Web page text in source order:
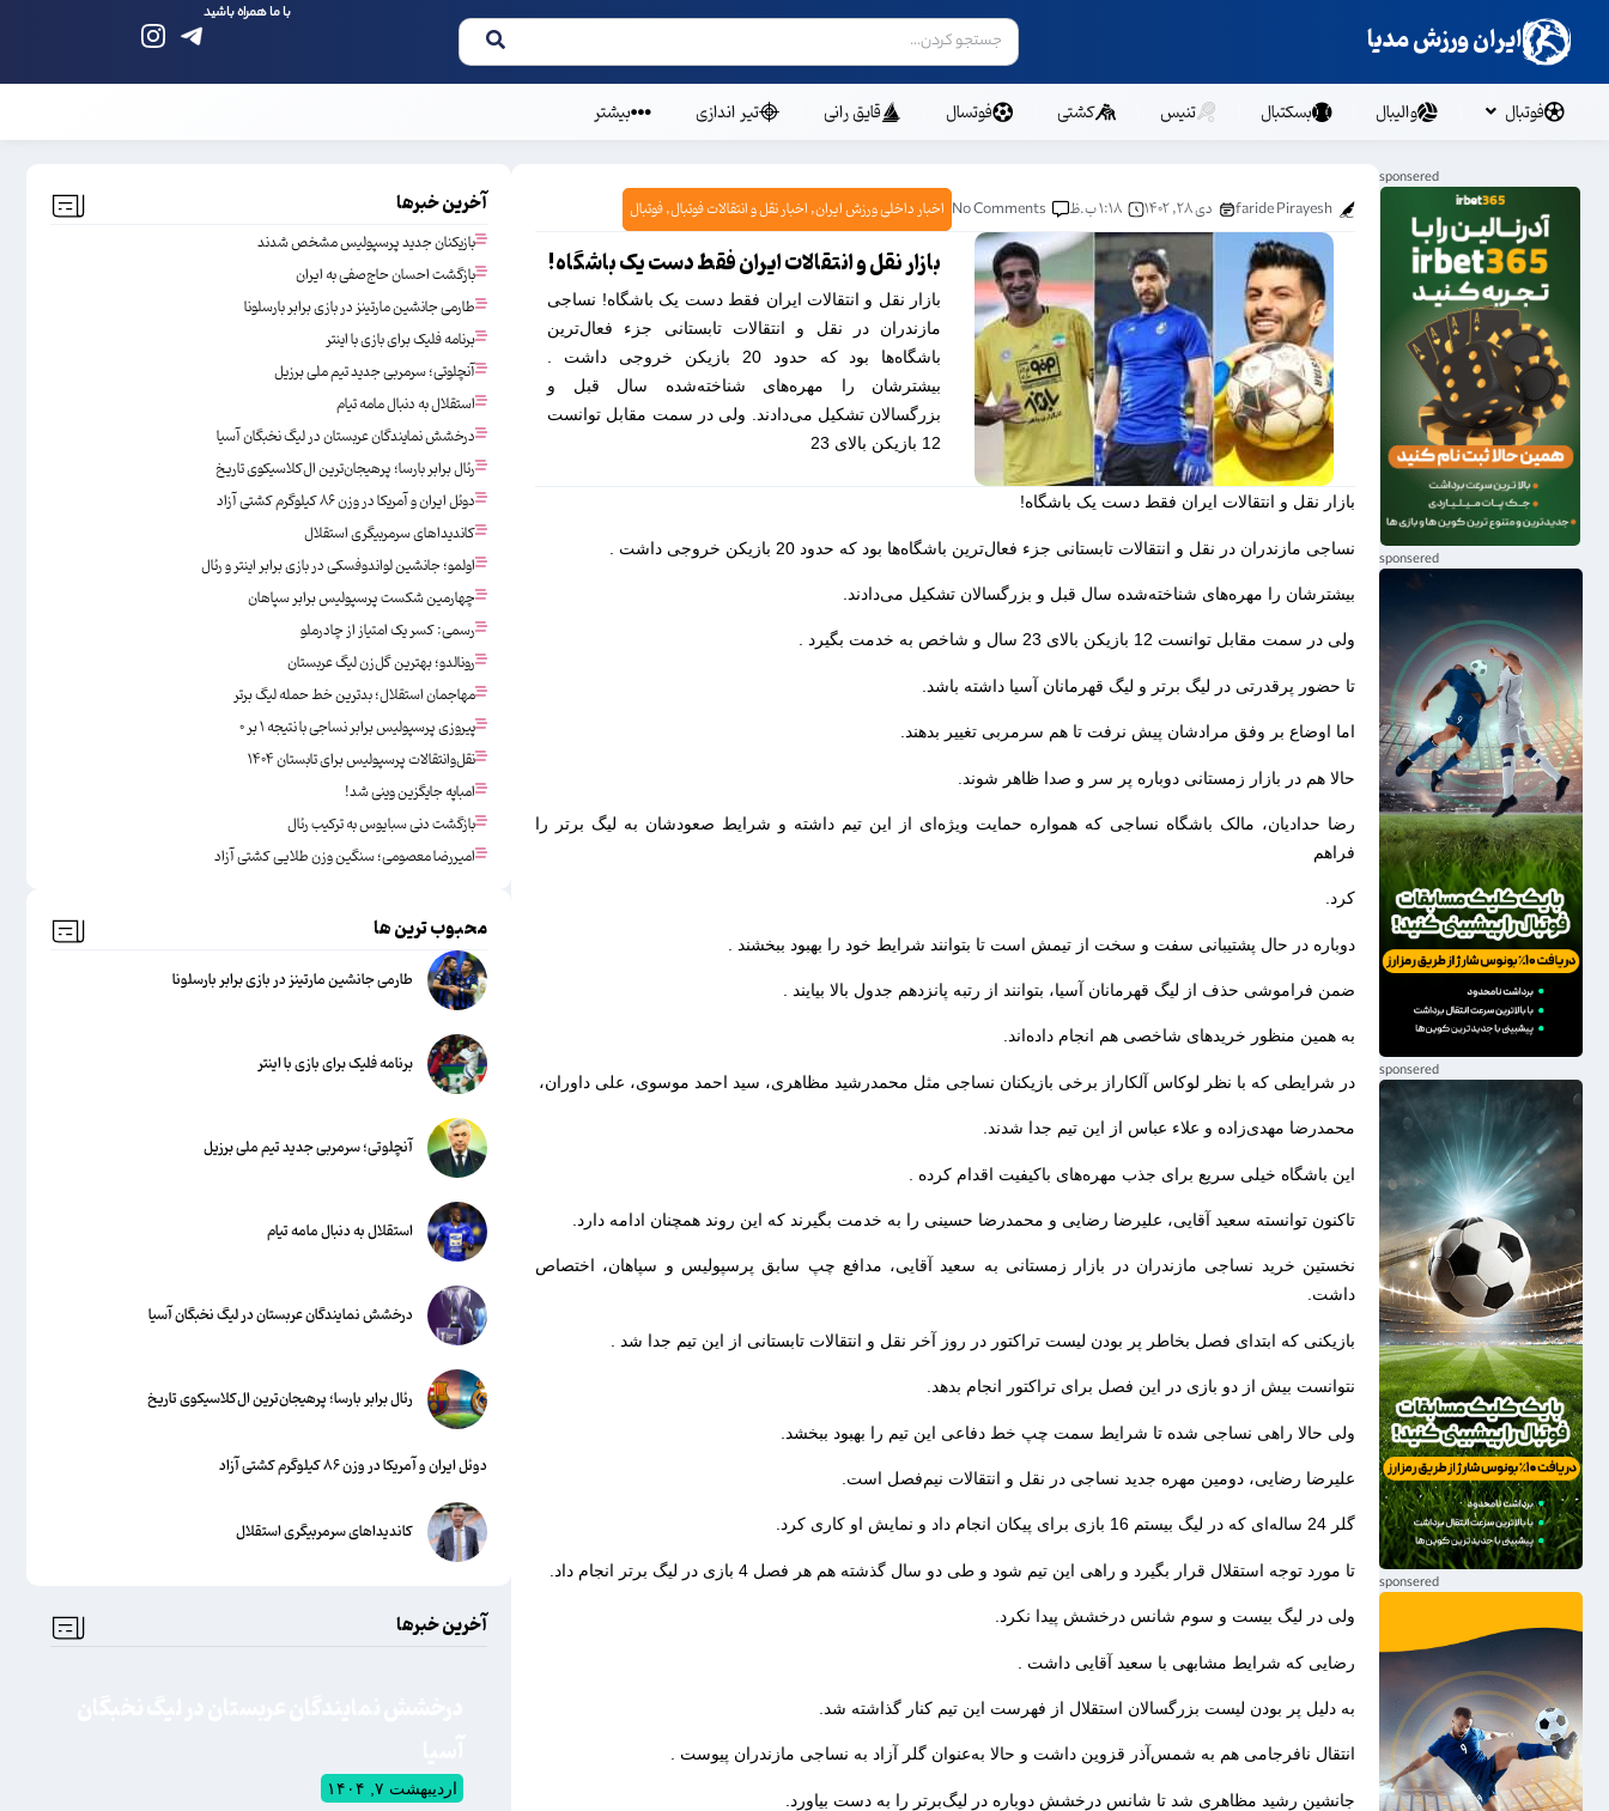
ایران ورزش مدیا
با ما همراه باشید
فوتبال والیبال بسکتبال تنیس کشتی فوتسال قایق رانی تیر اندازی بیشتر
faride Pirayesh دی ۲۸, ۱۴۰۲ ۱:۱۸ ب.ظ No Comments اخبار داخلی ورزش ایران,اخبار نقل و انتقالات فوتبال,فوتبال
بازار نقل و انتقالات ایران فقط دست یک باشگاه!
بازار نقل و انتقالات ایران فقط دست یک باشگاه! نساجی
مازندران در نقل و انتقالات تابستانی جزء فعال‌ترین
باشگاه‌ها بود که حدود 20 بازیکن خروجی داشت .
بیشترشان را مهره‌های شناخته‌شده سال قبل و
بزرگسالان تشکیل می‌دادند. ولی در سمت مقابل توانست
12 بازیکن بالای 23
بازار نقل و انتقالات ایران فقط دست یک باشگاه!
نساجی مازندران در نقل و انتقالات تابستانی جزء فعال‌ترین باشگاه‌ها بود که حدود 20 بازیکن خروجی داشت .
بیشترشان را مهره‌های شناخته‌شده سال قبل و بزرگسالان تشکیل می‌دادند.
ولی در سمت مقابل توانست 12 بازیکن بالای 23 سال و شاخص به خدمت بگیرد .
تا حضور پرقدرتی در لیگ برتر و لیگ قهرمانان آسیا داشته باشد.
اما اوضاع بر وفق مرادشان پیش نرفت تا هم سرمربی تغییر بدهند.
حالا هم در بازار زمستانی دوباره پر سر و صدا ظاهر شوند.
رضا حدادیان، مالک باشگاه نساجی که همواره حمایت ویژه‌ای از این تیم داشته و شرایط صعودشان به لیگ برتر را
فراهم
کرد.
دوباره در حال پشتیبانی سفت و سخت از تیمش است تا بتوانند شرایط خود را بهبود ببخشند .
ضمن فراموشی حذف از لیگ قهرمانان آسیا، بتوانند از رتبه پانزدهم جدول بالا بیایند .
به همین منظور خریدهای شاخصی هم انجام داده‌اند.
در شرایطی که با نظر لوکاس آلکاراز برخی بازیکنان نساجی مثل محمدرشید مظاهری، سید احمد موسوی، علی داوران،
محمدرضا مهدی‌زاده و علاء عباس از این تیم جدا شدند.
این باشگاه خیلی سریع برای جذب مهره‌های باکیفیت اقدام کرده .
تاکنون توانسته سعید آقایی، علیرضا رضایی و محمدرضا حسینی را به خدمت بگیرند که این روند همچنان ادامه دارد.
نخستین خرید نساجی مازندران در بازار زمستانی به سعید آقایی، مدافع چپ سابق پرسپولیس و سپاهان، اختصاص
داشت.
بازیکنی که ابتدای فصل بخاطر پر بودن لیست تراکتور در روز آخر نقل و انتقالات تابستانی از این تیم جدا شد .
نتوانست بیش از دو بازی در این فصل برای تراکتور انجام بدهد.
ولی حالا راهی نساجی شده تا شرایط سمت چپ خط دفاعی این تیم را بهبود ببخشد.
علیرضا رضایی، دومین مهره جدید نساجی در نقل و انتقالات نیم‌فصل است.
گلر 24 ساله‌ای که در لیگ بیستم 16 بازی برای پیکان انجام داد و نمایش او کاری کرد.
تا مورد توجه استقلال قرار بگیرد و راهی این تیم شود و طی دو سال گذشته هم هر فصل 4 بازی در لیگ برتر انجام داد.
ولی در لیگ بیست و سوم شانس درخشش پیدا نکرد.
رضایی که شرایط مشابهی با سعید آقایی داشت .
به دلیل پر بودن لیست بزرگسالان استقلال از فهرست این تیم کنار گذاشته شد.
انتقال نافرجامی هم به شمس‌آذر قزوین داشت و حالا به‌عنوان گلر آزاد به نساجی مازندران پیوست .
جانشین رشید مظاهری شد تا شانس درخشش دوباره در لیگ‌برتر را به دست بیاورد.
آخرین خبرها
بازیکنان جدید پرسپولیس مشخص شدند
بازگشت احسان حاج‌صفی به ایران
طارمی جانشین مارتینز در بازی برابر بارسلونا
برنامه فلیک برای بازی با اینتر
آنچلوتی؛ سرمربی جدید تیم ملی برزیل
استقلال به دنبال مامه تیام
درخشش نمایندگان عربستان در لیگ نخبگان آسیا
رئال برابر بارسا؛ پرهیجان‌‌ترین ال‌کلاسیکوی تاریخ
دوئل ایران و آمریکا در وزن ۸۶ کیلوگرم کشتی آزاد
کاندیداهای سرمربیگری استقلال
اولمو؛ جانشین لواندوفسکی در بازی برابر اینتر و رئال
چهارمین شکست پرسپولیس برابر سپاهان
رسمی: کسر یک امتیاز از چادرملو
رونالدو؛ بهترین گل‌زن لیگ عربستان
مهاجمان استقلال؛ بدترین خط حمله لیگ برتر
پیروزی پرسپولیس برابر نساجی با نتیجه ۱ بر ۰
نقل‌وانتقالات پرسپولیس برای تابستان ۱۴۰۴
امباپه جایگزین وینی شد!
بازگشت دنی سبایوس به ترکیب رئال
امیررضا معصومی؛ سنگین وزن طلایی کشتی آزاد
محبوب ترین ها
طارمی جانشین مارتینز در بازی برابر بارسلونا
برنامه فلیک برای بازی با اینتر
آنچلوتی؛ سرمربی جدید تیم ملی برزیل
استقلال به دنبال مامه تیام
درخشش نمایندگان عربستان در لیگ نخبگان آسیا
رئال برابر بارسا؛ پرهیجان‌‌ترین ال‌کلاسیکوی تاریخ
دوئل ایران و آمریکا در وزن ۸۶ کیلوگرم کشتی آزاد
کاندیداهای سرمربیگری استقلال
آخرین خبرها
اردیبهشت ۷, ۱۴۰۴